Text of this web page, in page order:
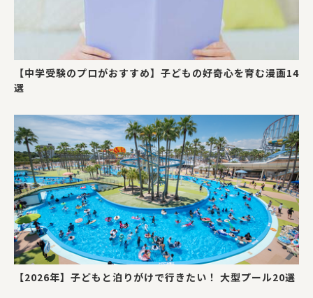
【中学受験のプロがおすすめ】子どもの好奇心を育む漫画14
選
【2026年】子どもと泊りがけで行きたい！ 大型プール20選